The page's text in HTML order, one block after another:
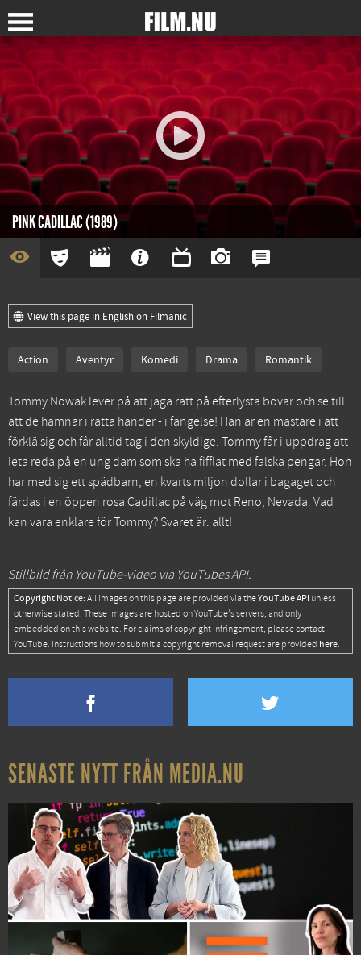
PINK CADILLAC (1989)
View this page in English on Filmanic
Action Äventyr Komedi Drama Romantik
Tommy Nowak lever på att jaga rätt på efterlysta bovar och se till
att de hamnar i rätta händer - i fängelse! Han är en mästare i att
förklä sig och får alltid tag i den skyldige. Tommy får i uppdrag att
leta reda på en ung dam som ska ha fifflat med falska pengar. Hon
har med sig ett spädbarn, en kvarts miljon dollar i bagaget och
färdas i en öppen rosa Cadillac på väg mot Reno, Nevada. Vad
kan vara enklare för Tommy? Svaret är: allt!
Stillbild från YouTube-video via YouTubes API.
Copyright Notice: All images on this page are provided via theYouTube API unless
otherwise stated. These images are hosted on YouTube's servers, and only
embedded on this website. For claims of copyright infringement, please contact
YouTube. Instructions how to submit a copyright removal request are provided here.
SENASTE NYTT FRÅN MEDIA.NU